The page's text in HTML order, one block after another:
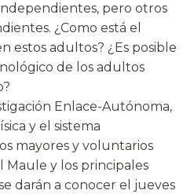
pero otros
¿Como está el
estos adultos? ¿Es posible
de los adultos
Enlace-Autónoma,
y el sistema
mayores y voluntarios
Maule y los principales
darán a conocer el jueves